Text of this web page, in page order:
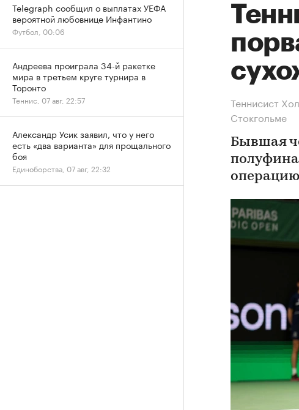
Теннисист
Стокгольме
Бывшая
операцию
Telegraph сообщил о выплатах УЕФА
вероятной любовнице Инфантино
Футбол, 00:06
Андреева проиграла 34-й ракетке
мира в третьем круге турнира в
Торонто
Теннис, 07 авг, 22:57
Александр Усик заявил, что у него
есть «два варианта» для прощального
боя
Единоборства, 07 авг, 22:32